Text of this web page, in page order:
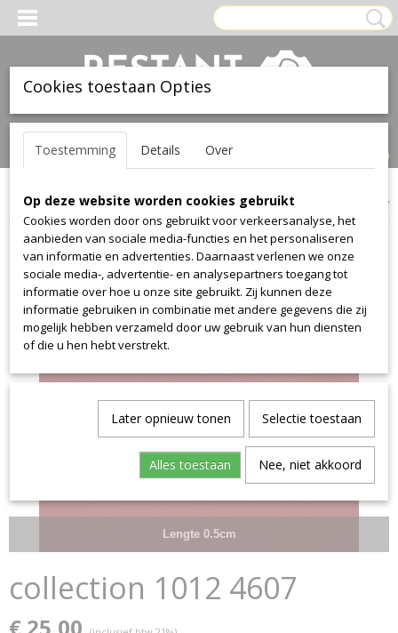
Inloggen Registreren
(0)
Home >Leer>Ohmann>collection 1012>collection 1012 4607
Lengte 0.5cm
collection 1012 4607
Cookies toestaan Opties
Toestemming Details Over
Op deze website worden cookies gebruikt
Cookies worden door ons gebruikt voor verkeersanalyse, het
aanbieden van sociale media-functies en het personaliseren
van informatie en advertenties. Daarnaast verlenen we onze
sociale media-, advertentie- en analysepartners toegang tot
informatie over hoe u onze site gebruikt. Zij kunnen deze
informatie gebruiken in combinatie met andere gegevens die zij
mogelijk hebben verzameld door uw gebruik van hun diensten
of die u hen hebt verstrekt.
Later opnieuw tonen Selectie toestaan
Alles toestaan Nee, niet akkoord